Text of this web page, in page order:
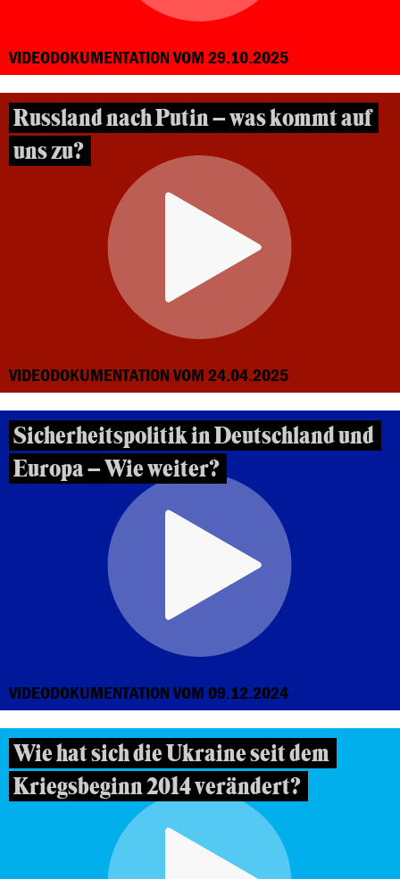
VIDEODOKUMENTATION VOM 29.10.2025
Russland nach Putin – was kommt auf
uns zu?
VIDEODOKUMENTATION VOM 24.04.2025
Sicherheitspolitik in Deutschland und
Europa – Wie weiter?
VIDEODOKUMENTATION VOM 09.12.2024
Wie hat sich die Ukraine seit dem
Kriegsbeginn 2014 verändert?